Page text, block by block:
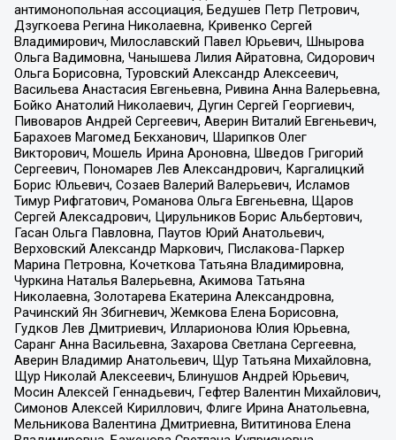
антимонопольная ассоциация, Бедушев Петр Петрович,
Дзугкоева Регина Николаевна, Кривенко Сергей
Владимирович, Милославский Павел Юрьевич, Шнырова
Ольга Вадимовна, Чанышева Лилия Айратовна, Сидорович
Ольга Борисовна, Туровский Александр Алексеевич,
Васильева Анастасия Евгеньевна, Ривина Анна Валерьевна,
Бойко Анатолий Николаевич, Дугин Сергей Георгиевич,
Пивоваров Андрей Сергеевич, Аверин Виталий Евгеньевич,
Барахоев Магомед Бекханович, Шарипков Олег
Викторович, Мошель Ирина Ароновна, Шведов Григорий
Сергеевич, Пономарев Лев Александрович, Каргалицкий
Борис Юльевич, Созаев Валерий Валерьевич, Исламов
Тимур Рифгатович, Романова Ольга Евгеньевна, Щаров
Сергей Алексадрович, Цирульников Борис Альбертович,
Гасан Ольга Павловна, Паутов Юрий Анатольевич,
Верховский Александр Маркович, Пислакова-Паркер
Марина Петровна, Кочеткова Татьяна Владимировна,
Чуркина Наталья Валерьевна, Акимова Татьяна
Николаевна, Золотарева Екатерина Александровна,
Рачинский Ян Збигневич, Жемкова Елена Борисовна,
Гудков Лев Дмитриевич, Илларионова Юлия Юрьевна,
Саранг Анна Васильевна, Захарова Светлана Сергеевна,
Аверин Владимир Анатольевич, Щур Татьяна Михайловна,
Щур Николай Алексеевич, Блинушов Андрей Юрьевич,
Мосин Алексей Геннадьевич, Гефтер Валентин Михайлович,
Симонов Алексей Кириллович, Флиге Ирина Анатольевна,
Мельникова Валентина Дмитриевна, Вититинова Елена